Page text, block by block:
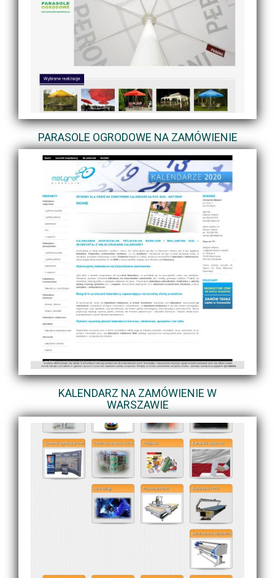
PARASOLE OGRODOWE NA ZAMÓWIENIE
KALENDARZ NA ZAMÓWIENIE W
WARSZAWIE